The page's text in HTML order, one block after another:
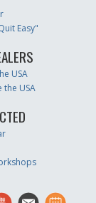
Easy"
USA
the USA